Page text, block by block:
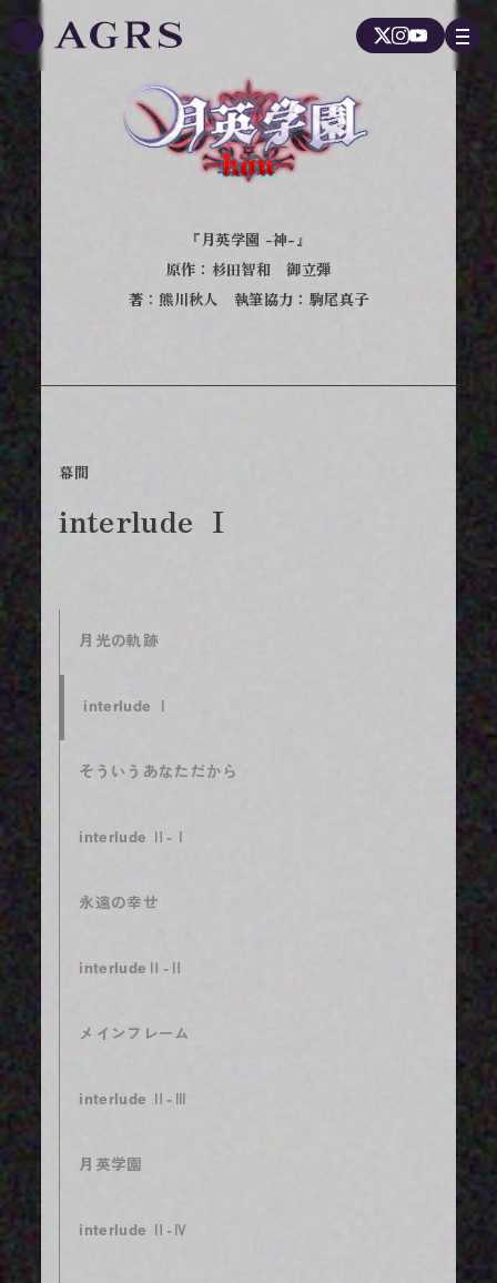
『月英学園 -神-』
原作：杉田智和 御立弾
著：熊川秋人 執筆協力：駒尾真子
幕間
interlude Ⅰ
月光の軌跡
interlude Ⅰ
そういうあなただから
interlude Ⅱ-Ⅰ
永遠の幸せ
interludeⅡ-Ⅱ
メインフレーム
interlude Ⅱ-Ⅲ
月英学園
interlude Ⅱ-Ⅳ